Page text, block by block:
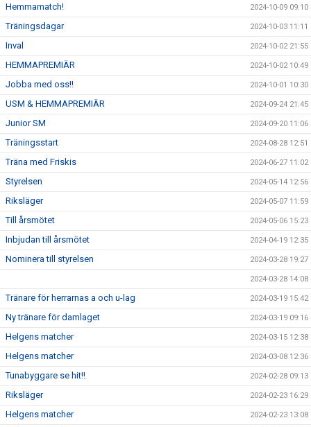
Hemmamatch! 2024-10-09 09:10
Träningsdagar 2024-10-03 11:11
Inval 2024-10-02 21:55
HEMMAPREMIÄR 2024-10-02 10:49
Jobba med oss!! 2024-10-01 10:30
USM & HEMMAPREMIÄR 2024-09-24 21:45
Junior SM 2024-09-20 11:06
Träningsstart 2024-08-28 12:51
Träna med Friskis 2024-06-27 11:02
Styrelsen 2024-05-14 12:56
Riksläger 2024-05-07 11:59
Till årsmötet 2024-05-06 15:23
Inbjudan till årsmötet 2024-04-19 12:35
Nominera till styrelsen 2024-03-28 19:27
2024-03-28 14:08
Tränare för herrarnas a och u-lag 2024-03-19 15:42
Ny tränare för damlaget 2024-03-19 09:16
Helgens matcher 2024-03-15 12:38
Helgens matcher 2024-03-08 12:36
Tunabyggare se hit!! 2024-02-28 09:13
Riksläger 2024-02-23 16:29
Helgens matcher 2024-02-23 13:08